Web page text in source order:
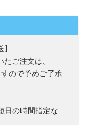
たご注文は、
ので予めご了承
日の時間指定な